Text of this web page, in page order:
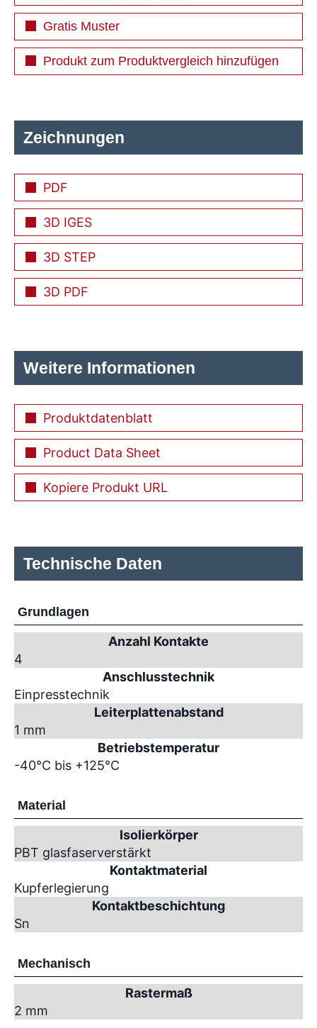
Zeichnungen
PDF
3D IGES
3D STEP
3D PDF
Weitere Informationen
Produktdatenblatt
Product Data Sheet
Kopiere Produkt URL
Gratis Muster
Produkt zum Produktvergleich hinzufügen
Technische Daten
Grundlagen
Anzahl Kontakte
4
Anschlusstechnik
Einpresstechnik
Leiterplattenabstand
1 mm
Betriebstemperatur
-40°C bis +125°C
Material
Isolierkörper
PBT glasfaserverstärkt
Kontaktmaterial
Kupferlegierung
Kontaktbeschichtung
Sn
Mechanisch
Rastermaß
2 mm